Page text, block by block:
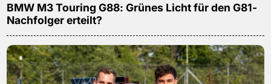
BMW M3 Touring G88: Grünes Licht für den G81-
Nachfolger erteilt?